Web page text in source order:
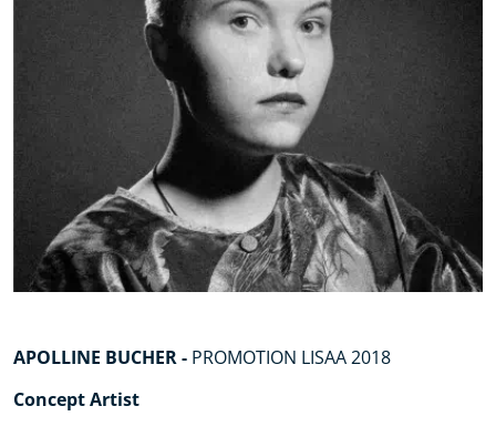
APOLLINE BUCHER - PROMOTION LISAA 2018
Concept Artist